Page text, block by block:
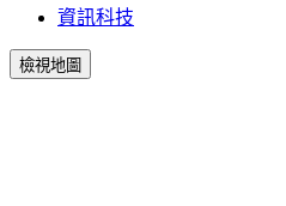
資訊科技
檢視地圖